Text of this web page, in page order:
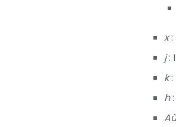
x:
j:
k:
h:
Aŭ